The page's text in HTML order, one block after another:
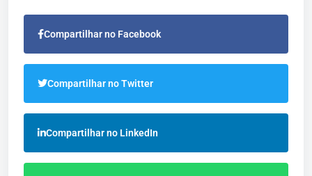
Compartilhar no Facebook
Compartilhar no Twitter
Compartilhar no LinkedIn